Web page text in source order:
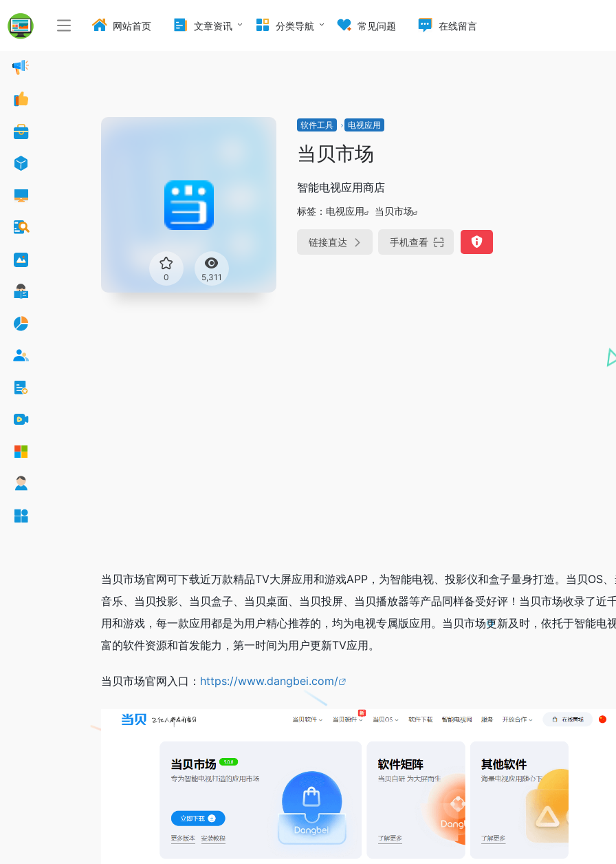
网站首页 文章资讯 分类导航 常见问题 在线留言
0 5,311
软件工具 电视应用
当贝市场
智能电视应用商店
标签： 电视应用 当贝市场
链接直达 手机查看
当贝市场官网可下载近万款精品TV大屏应用和游戏APP，为智能电视、投影仪和盒子量身打造。当贝OS
音乐、当贝投影、当贝盒子、当贝桌面、当贝投屏、当贝播放器等产品同样备受好评！当贝市场收录了近
用和游戏，每一款应用都是为用户精心推荐的，均为电视专属版应用。当贝市场更新及时，依托于智能电
富的软件资源和首发能力，第一时间为用户更新TV应用。
当贝市场官网入口： https://www.dangbei.com/